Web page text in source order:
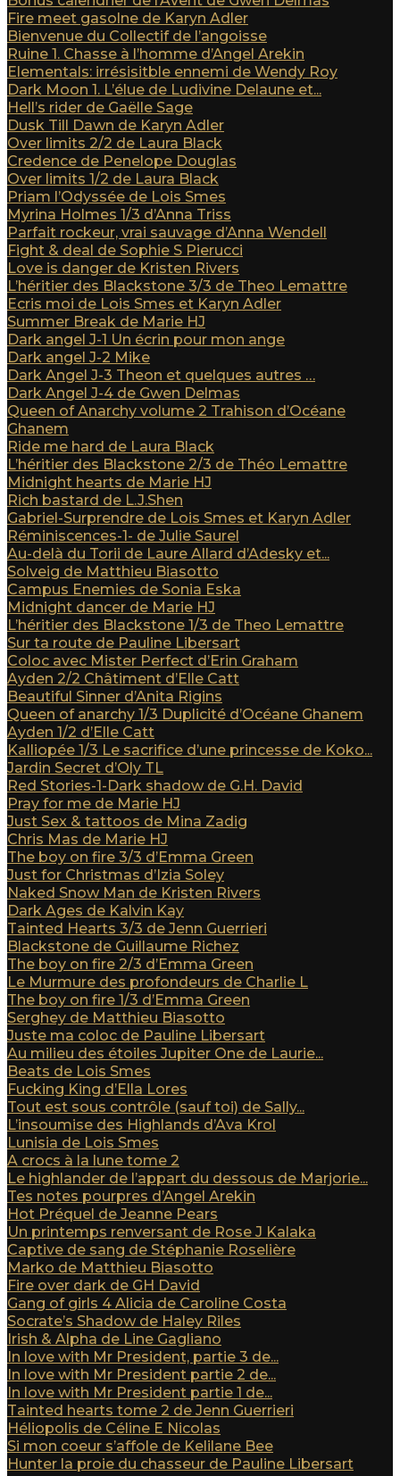
Fire meet gasolne de Karyn Adler
Bienvenue du Collectif de l’angoisse
Ruine 1. Chasse à l’homme d’Angel Arekin
Elementals: irrésisitble ennemi de Wendy Roy
Dark Moon 1. L’élue de Ludivine Delaune et...
Hell’s rider de Gaëlle Sage
Dusk Till Dawn de Karyn Adler
Over limits 2/2 de Laura Black
Credence de Penelope Douglas
Over limits 1/2 de Laura Black
Priam l’Odyssée de Lois Smes
Myrina Holmes 1/3 d’Anna Triss
Parfait rockeur, vrai sauvage d’Anna Wendell
Fight & deal de Sophie S Pierucci
Love is danger de Kristen Rivers
L’héritier des Blackstone 3/3 de Theo Lemattre
Ecris moi de Lois Smes et Karyn Adler
Summer Break de Marie HJ
Dark angel J-1 Un écrin pour mon ange
Dark angel J-2 Mike
Dark Angel J-3 Theon et quelques autres …
Dark Angel J-4 de Gwen Delmas
Queen of Anarchy volume 2 Trahison d’Océane
Ghanem
Ride me hard de Laura Black
L’héritier des Blackstone 2/3 de Théo Lemattre
Midnight hearts de Marie HJ
Rich bastard de L.J.Shen
Gabriel-Surprendre de Lois Smes et Karyn Adler
Réminiscences-1- de Julie Saurel
Au-delà du Torii de Laure Allard d’Adesky et...
Solveig de Matthieu Biasotto
Campus Enemies de Sonia Eska
Midnight dancer de Marie HJ
L’héritier des Blackstone 1/3 de Theo Lemattre
Sur ta route de Pauline Libersart
Coloc avec Mister Perfect d’Erin Graham
Ayden 2/2 Châtiment d’Elle Catt
Beautiful Sinner d’Anita Rigins
Queen of anarchy 1/3 Duplicité d’Océane Ghanem
Ayden 1/2 d’Elle Catt
Kalliopée 1/3 Le sacrifice d’une princesse de Koko...
Jardin Secret d’Oly TL
Red Stories-1-Dark shadow de G.H. David
Pray for me de Marie HJ
Just Sex & tattoos de Mina Zadig
Chris Mas de Marie HJ
The boy on fire 3/3 d’Emma Green
Just for Christmas d’Izia Soley
Naked Snow Man de Kristen Rivers
Dark Ages de Kalvin Kay
Tainted Hearts 3/3 de Jenn Guerrieri
Blackstone de Guillaume Richez
The boy on fire 2/3 d’Emma Green
Le Murmure des profondeurs de Charlie L
The boy on fire 1/3 d’Emma Green
Serghey de Matthieu Biasotto
Juste ma coloc de Pauline Libersart
Au milieu des étoiles Jupiter One de Laurie...
Beats de Lois Smes
Fucking King d’Ella Lores
Tout est sous contrôle (sauf toi) de Sally...
L’insoumise des Highlands d’Ava Krol
Lunisia de Lois Smes
A crocs à la lune tome 2
Le highlander de l’appart du dessous de Marjorie...
Tes notes pourpres d’Angel Arekin
Hot Préquel de Jeanne Pears
Un printemps renversant de Rose J Kalaka
Captive de sang de Stéphanie Roselière
Marko de Matthieu Biasotto
Fire over dark de GH David
Gang of girls 4 Alicia de Caroline Costa
Socrate’s Shadow de Haley Riles
Irish & Alpha de Line Gagliano
In love with Mr President, partie 3 de...
In love with Mr President partie 2 de...
In love with Mr President partie 1 de...
Tainted hearts tome 2 de Jenn Guerrieri
Héliopolis de Céline E Nicolas
Si mon coeur s’affole de Kelilane Bee
Hunter la proie du chasseur de Pauline Libersart